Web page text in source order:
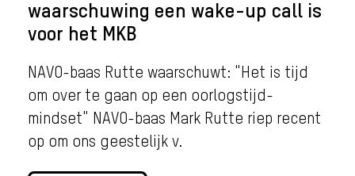
waarschuwing een wake-up call is
voor het MKB
NAVO-baas Rutte waarschuwt: "Het is tijd
om over te gaan op een oorlogstijd-
mindset" NAVO-baas Mark Rutte riep recent
op om ons geestelijk v.